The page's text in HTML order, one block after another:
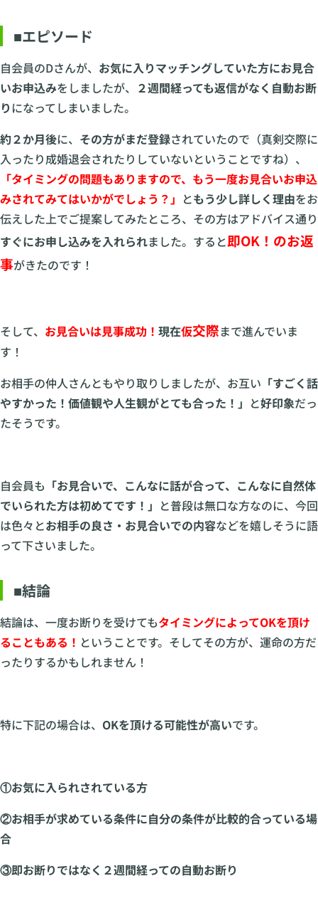
■エピソード
自会員のDさんが、 お気に入りマッチングしていた方にお見合
いお申込みをしましたが、 ２週間経っても返信がなく自動お断
りになってしまいました。
約２か月後に、 その方がまだ登録されていたので（真剣交際に
入ったり成婚退会されたりしていないということですね）、
「タイミングの問題もありますので、もう一度お見合いお申込
みされてみてはいかがでしょう？」 ともう少し詳しく理由をお
伝えした上でご提案してみたところ、その方はアドバイス通り
すぐにお申し込みを入れられました。すると即OK！のお返
事がきたのです！
そして、 お見合いは見事成功！ 現在仮交際まで進んでいま
す！
お相手の仲人さんともやり取りしましたが、お互い 「すごく話
やすかった！価値観や人生観がとても合った！」 と好印象だっ
たそうです。
自会員も 「お見合いで、こんなに話が合って、こんなに自然体
でいられた方は初めてです！」 と普段は無口な方なのに、今回
は色々とお相手の良さ・お見合いでの内容などを嬉しそうに語
って下さいました。
■結論
結論は、一度お断りを受けてもタイミングによってOKを頂け
ることもある！ ということです。そしてその方が、運命の方だ
ったりするかもしれません！
特に下記の場合は、 OKを頂ける可能性が高いです。
①お気に入られされている方
②お相手が求めている条件に自分の条件が比較的合っている場
合
③即お断りではなく２週間経っての自動お断り